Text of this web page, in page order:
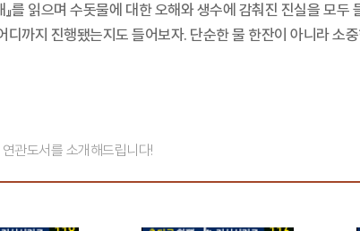
』를 읽으며 수돗물에 대한 오해와 생수에 감춰진 진실을 모
디까지 진행됐는지도 들어보자. 단순한 물 한잔이 아니라 소
연관도서를 소개해드립니다!